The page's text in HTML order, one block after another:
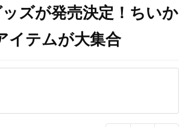
ズが発売決定！ちいか
イテムが大集合